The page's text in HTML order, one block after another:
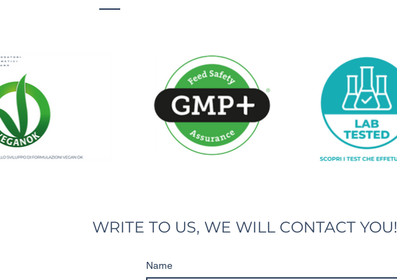
WRITE TO US, WE WILL CONTACT YOU!
Name